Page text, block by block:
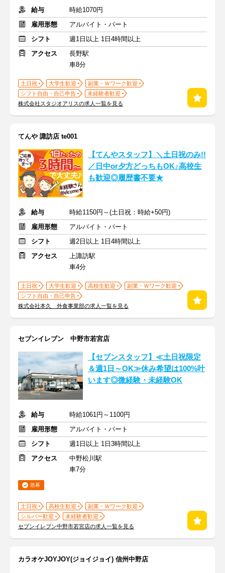
給与
時給1070円
雇用形態
アルバイト・パート
シフト
週1日以上 1日4時間以上
アクセス
長野駅
車8分
土日祝 大学生歓迎
副業・Ｗワーク歓迎
シフト自由・自己申告
未経験者歓迎
株式会社スタジオアリスの求人一覧を見る
てんや 諏訪店 te001
【てんやスタッフ】＼土日祝のみ!!
／日中or夕方どっちもOK♪高校生
も歓迎◎履歴書不要★
給与
時給1150円～(土日祝：時給+50円)
雇用形態
アルバイト・パート
シフト
週2日以上 1日4時間以上
アクセス
上諏訪駅
車4分
土日祝 大学生歓迎 高校生歓迎
副業・Ｗワーク歓迎
シフト自由・自己申告
株式会社本久 外食事業部の求人一覧を見る
セブンイレブン 中野市若宮店
【セブンスタッフ】≪土日祝限定
＆週1日～OK≫休み希望は100%叶
います◎微経験・未経験OK
給与
時給1061円～1100円
雇用形態
アルバイト・パート
シフト
週1日以上 1日3時間以上
アクセス
中野松川駅
車7分
急募
土日祝 高校生歓迎
副業・Ｗワーク歓迎
シルバー歓迎
未経験者歓迎
セブンイレブン中野市若宮店の求人一覧を見る
カラオケJOYJOY(ジョイジョイ) 信州中野店